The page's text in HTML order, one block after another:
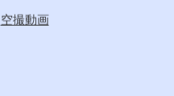
空撮動画